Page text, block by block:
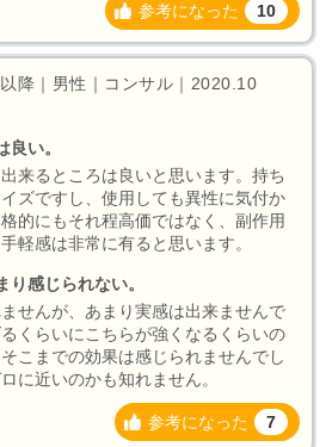
参考になった 10
降｜男性｜コンサル｜2020.10
良い。
来るところは良いと思います。持ち
ズですし、使用しても異性に気付か
的にもそれ程高価ではなく、副作用
軽感は非常に有ると思います。
り感じられない。
せんが、あまり実感は出来ませんで
くらいにこちらが強くなるくらいの
こまでの効果は感じられませんでし
に近いのかも知れません。
参考になった 7